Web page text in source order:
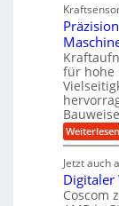
für hohe
Weiterlesen:
Jetzt auch
Digitaler
Coscom